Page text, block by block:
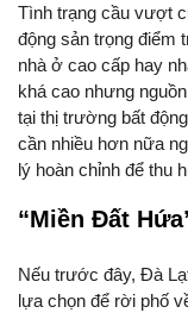
Tình trạng cầu vượt
động sản trọng điểm
nhà ở cao cấp hay
khá cao nhưng
tại thị trường bất
cần nhiều hơn nữa
lý hoàn chỉnh để thu
“Miền Đất
Nếu trước đây, Đà
lựa chọn để rời phố